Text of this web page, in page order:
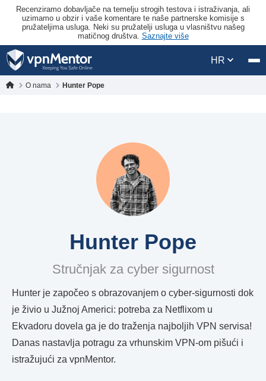
Recenziramo dobavljače na temelju strogih testova i istraživanja, ali
uzimamo u obzir i vaše komentare te naše partnerske komisije s
pružateljima usluga. Neki su pružatelji usluga u vlasništvu našeg
matičnog društva. Saznajte više
HR
O nama Hunter Pope
Hunter Pope
Stručnjak za cyber sigurnost
Hunter je započeo s obrazovanjem o cyber-sigurnosti dok
je živio u Južnoj Americi: potreba za Netflixom u
Ekvadoru dovela ga je do traženja najboljih VPN servisa!
Danas nastavlja potragu za vrhunskim VPN-om pišući i
istražujući za vpnMentor.